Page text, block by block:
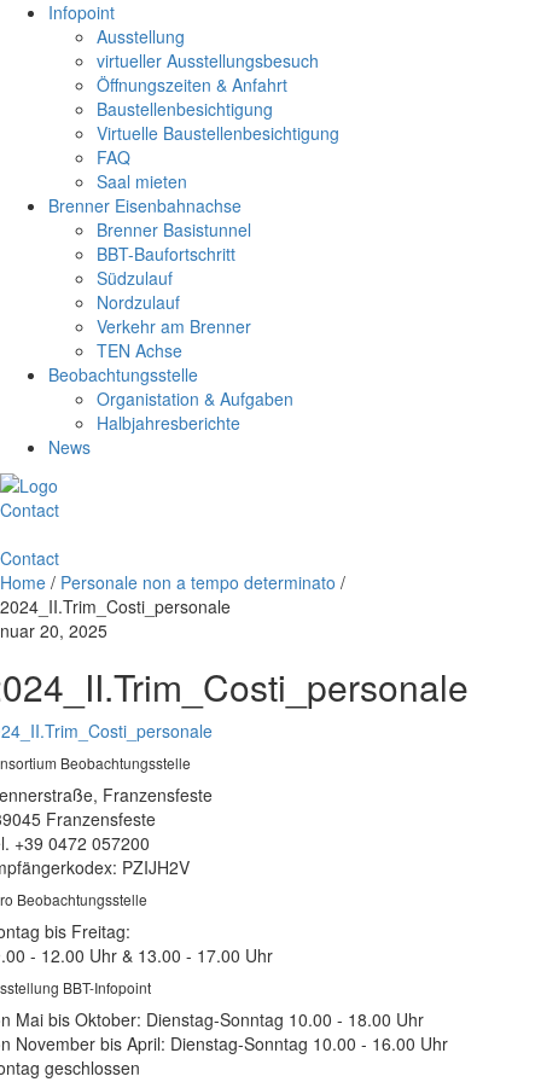
Infopoint
Ausstellung
virtueller Ausstellungsbesuch
Öffnungszeiten & Anfahrt
Baustellenbesichtigung
Virtuelle Baustellenbesichtigung
FAQ
Saal mieten
Brenner Eisenbahnachse
Brenner Basistunnel
BBT-Baufortschritt
Südzulauf
Nordzulauf
Verkehr am Brenner
TEN Achse
Beobachtungsstelle
Organistation & Aufgaben
Halbjahresberichte
News
Contact
Contact
Home / Personale non a tempo determinato /
2024_II.Trim_Costi_personale
20, 2025
Beobachtungsstelle
Franzensfeste
Franzensfeste
+39 0472 057200
PZIJH2V
Beobachtungsstelle
bis Freitag:
- 12.00 Uhr & 13.00 - 17.00 Uhr
BBT-Infopoint
Mai bis Oktober: Dienstag-Sonntag 10.00 - 18.00 Uhr
November bis April: Dienstag-Sonntag 10.00 - 16.00 Uhr
geschlossen